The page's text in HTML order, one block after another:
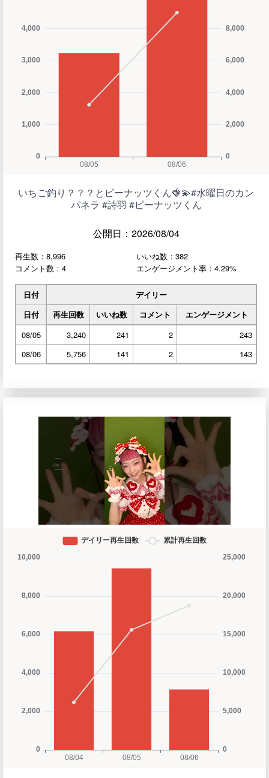
いちご釣り？？？とピーナッツくん🍓💫#水曜日のカン
パネラ #詩羽 #ピーナッツくん
公開日：2026/08/04
再生数：8,996
いいね数：382
コメント数：4
エンゲージメント率：4.29%
日付
デイリー
日付
再生回数 いいね数 コメント
エンゲージメント
08/05
3,240 241 2
243
08/06
5,756 141 2 143